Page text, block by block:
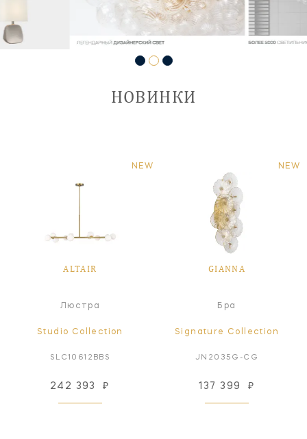
НОВИНКИ
NEW
ALTAIR
Люстра
Studio Collection
SLC10612BBS
242 393 ₽
NEW
GIANNA
Бра
Signature Collection
JN2035G-CG
137 399 ₽